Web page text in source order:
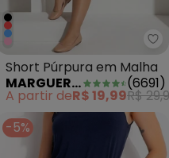
- Short com
Short Púrpura em Malha
MARGUERITE
(6691)
A partir deR$ 19,99R$
-5%